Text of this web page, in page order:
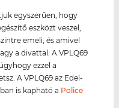
egyszerűen, hogy
eszközt veszel,
emeli, és amivel
a divattal. A VPLQ69
ezzel a
A VPLQ69 az Edel-
is kapható a Police